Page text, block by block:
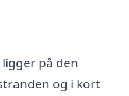
på den
og i kort